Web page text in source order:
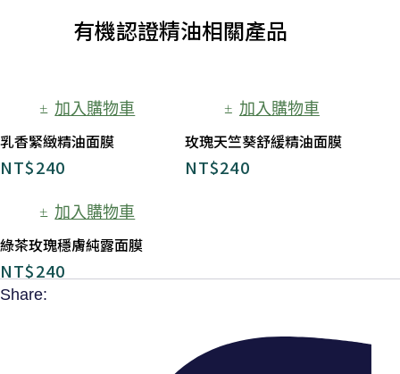
有機認證精油相關產品
加入購物車
乳香緊緻精油面膜
NT$240
加入購物車
玫瑰天竺葵舒緩精油面膜
NT$240
加入購物車
綠茶玫瑰穩膚純露面膜
NT$240
Share: